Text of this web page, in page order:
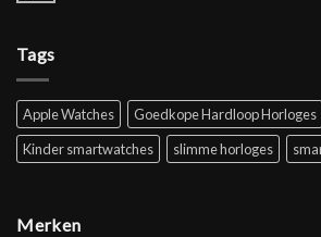
Tags
Apple Watches Goedkope Hardloop Horloges
Kinder smartwatches
slimme horloges
Merken